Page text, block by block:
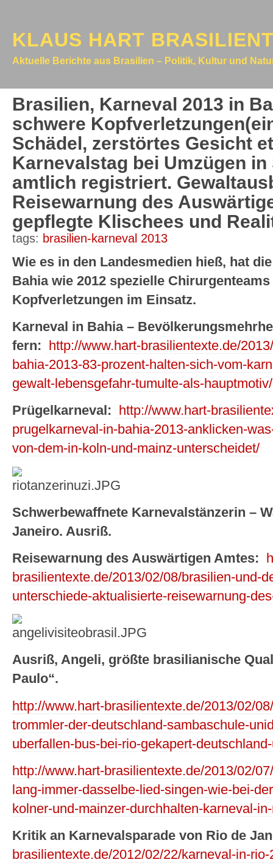
KLAUS HART
Aktuelle Berichte aus Brasilien – Politik, Kultur und
Brasilien, Karneval 2013 in
schwere
Schädel, zerstörtes Gesicht
Karnevalstag bei Umzügen
amtlich registriert.
Reisewarnung des
gepflegte Klischees und
tags: brasilien-karneval 2013
Wie es in den Landesmedien hieß, hat
Bahia wie 2012 spezielle
Kopfverletzungen im Einsatz.
Karneval in Bahia –
fern:
http://www.hart-brasilientexte.de/
bahia-2013-83-prozent-halten-sich-vom-
gewalt-lebensgefahr-tumulte-als-hauptmotiv/
Prügelkarneval:
http://www.hart-
prugelkarneval-in-bahia-2013-anklicken-
von-dem-in-koln-und-mainz-unterscheidet/
Schwerbewaffnete Karnevalstänzerin –
Janeiro. Ausriß.
Reisewarnung des Auswärtigen Amtes:
brasilientexte.de/2013/02/08/brasilien-und-
unterschiede-aktualisierte-reisewarnung-
Ausriß, Angeli, größte brasilianische
Paulo“.
http://www.hart-brasilientexte.de/2013/02/
trommler-der-deutschland-sambaschule-
uberfallen-bus-bei-rio-gekapert-
http://www.hart-brasilientexte.de/2013/02/
lang-immer-dasselbe-lied-singen-wie-bei-
kolner-und-mainzer-durchhalten-karneval-
Kritik an Karnevalsparade von Rio de
brasilientexte.de/2012/02/22/karneval-in-